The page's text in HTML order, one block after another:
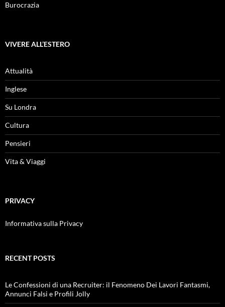
Burocrazia
VIVERE ALL’ESTERO
Attualità
Inglese
Su Londra
Cultura
Pensieri
Vita & Viaggi
PRIVACY
Informativa sulla Privacy
RECENT POSTS
Le Confessioni di una Recruiter: il Fenomeno Dei Lavori Fantasmi,
Annunci Falsi e Profili Jolly